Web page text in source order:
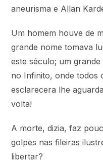
aneurisma e Allan
Um homem houve de
grande nome tomava
este século; um
no Infinito, onde todos
esclarecera lhe
volta!
A morte, dizia, faz
golpes nas fileiras
libertar?